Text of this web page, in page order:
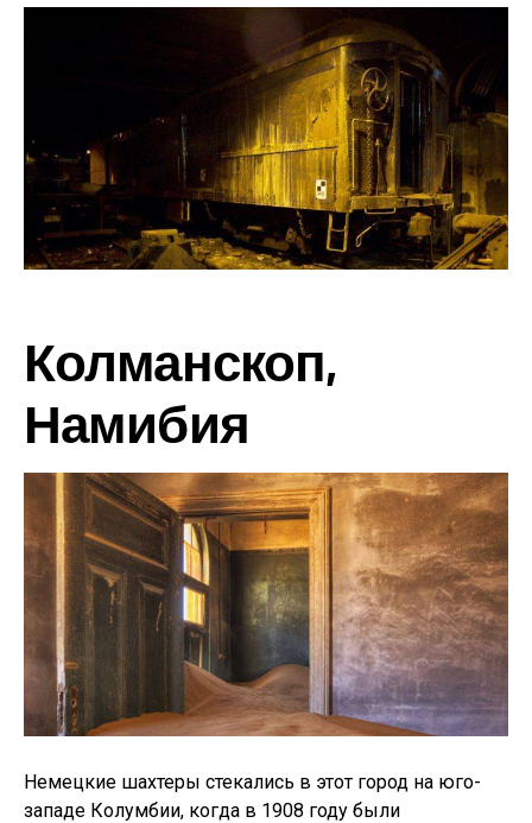
Колманскоп,
Намибия
Немецкие шахтеры стекались в этот город на юго-
западе Колумбии, когда в 1908 году были